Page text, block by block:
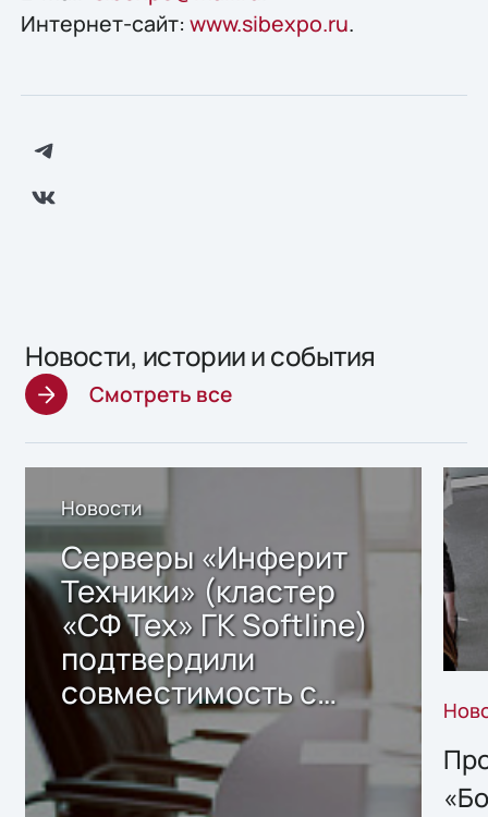
Интернет-сайт: www.sibexpo.ru.
Новости, истории и события
Смотреть все
Новости
Серверы «Инферит
Техники» (кластер
«СФ Тех» ГК Softline)
подтвердили
совместимость с
решением Sharx
Storage 2.x для
хранения данных